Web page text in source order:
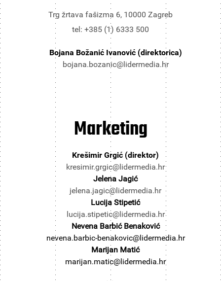
Trg žrtava fašizma 6, 10000 Zagreb
tel: +385 (1) 6333 500
Bojana Božanić Ivanović (direktorica)
bojana.bozanic@lidermedia.hr
Marketing
Krešimir Grgić (direktor)
kresimir.grgic@lidermedia.hr
Jelena Jagić
jelena.jagic@lidermedia.hr
Lucija Stipetić
lucija.stipetic@lidermedia.hr
Nevena Barbić Benaković
nevena.barbic-benakovic@lidermedia.hr
Marijan Matić
marijan.matic@lidermedia.hr